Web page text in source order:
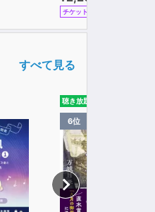
チケット
すべて見る
聴き放題
6位